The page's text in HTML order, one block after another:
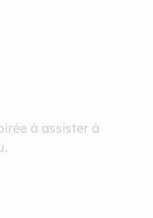
à assister à